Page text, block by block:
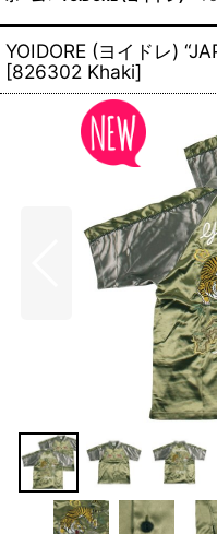
YOIDORE (ヨイドレ)
[826302 Khaki]